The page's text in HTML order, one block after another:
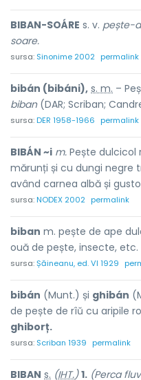
BIBAN-SOÁRE s. v. pește-
soare.
sursa: Sinonime 2002 permalink
bibán (bibáni), s. m. –
biban(DAR; Scriban;
sursa:DER 1958-1966 permalink
BIBÁN ~i m. Pește dulcicol
mărunți și cu dungi negre
având carnea albă și
sursa:NODEX 2002 permalink
biban m. pește de ape
ouă de pește, insecte, etc.
sursa:Șăineanu, ed. VI 1929
bibán (Munt.) și ghibán
de pește de rîŭ cu aripile
ghiborț.
sursa: Scriban 1939 permalink
BIBAN s. (IHT.) 1. (Perca